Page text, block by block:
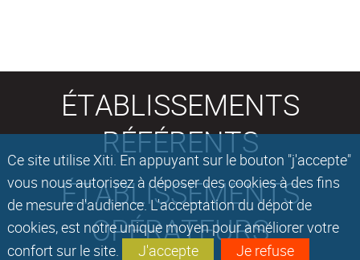
Ce site utilise Xiti. En appuyant sur le bouton "j'accepte"
vous nous autorisez à déposer des cookies à des fins
de mesure d'audience. L'acceptation du dépot de
cookies, est notre unique moyen pour améliorer votre
confort sur le site.
J'accepte Je refuse
ÉTABLISSEMENTS
RÉFÉRENTS
ÉTABLISSEMENTS
OPÉRATEURS